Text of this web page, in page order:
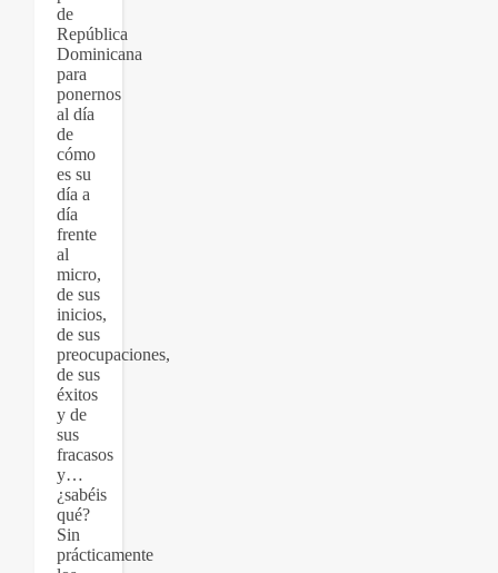
de
República
Dominicana
para
ponernos
al día
de
cómo
es su
día a
día
frente
al
micro,
de sus
inicios,
de sus
preocupaciones,
de sus
éxitos
y de
sus
fracasos
y…
¿sabéis
qué?
Sin
prácticamente